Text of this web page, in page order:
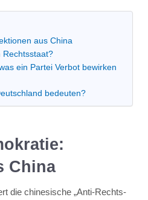
aus China
Rechtsstaat?
ein Partei Verbot bewirken
bedeuten?
China
die chinesische „Anti-Rechts-